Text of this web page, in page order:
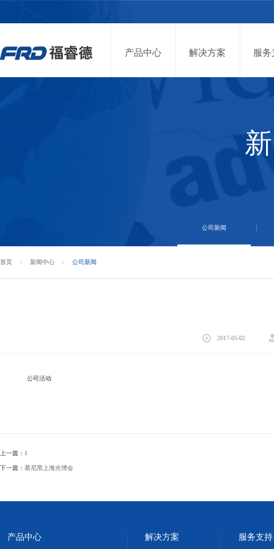
产品中心 解决方案 服
公司新闻
首页 新闻中心 公司新闻
2017-05-02
公司活动
上一篇： 1
下一篇： 慕尼黑上海光博会
产品中心 解决方案 服务支持